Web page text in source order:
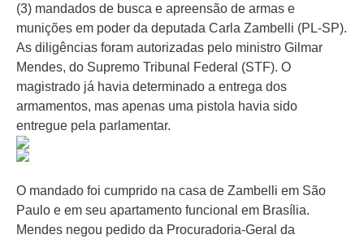
(3) mandados de busca e apreensão de armas e
munições em poder da deputada Carla Zambelli (PL-SP).
As diligências foram autorizadas pelo ministro Gilmar
Mendes, do Supremo Tribunal Federal (STF). O
magistrado já havia determinado a entrega dos
armamentos, mas apenas uma pistola havia sido
entregue pela parlamentar.
O mandado foi cumprido na casa de Zambelli em São
Paulo e em seu apartamento funcional em Brasília.
Mendes negou pedido da Procuradoria-Geral da